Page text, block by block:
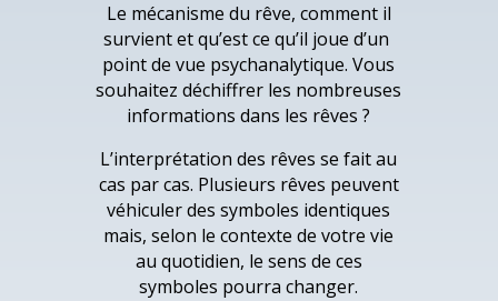
Le mécanisme du rêve, comment il
survient et qu’est ce qu’il joue d’un
point de vue psychanalytique. Vous
souhaitez déchiffrer les nombreuses
informations dans les rêves ?
L’interprétation des rêves se fait au
cas par cas. Plusieurs rêves peuvent
véhiculer des symboles identiques
mais, selon le contexte de votre vie
au quotidien, le sens de ces
symboles pourra changer.